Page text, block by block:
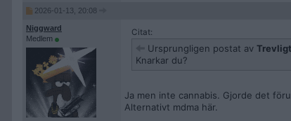
2026-01-13, 20:08
Niggward
Medlem
Citat:
Ursprungligen postat av
Knarkar du?
Ja men inte cannabis. Gjorde det
Alternativt mdma här.